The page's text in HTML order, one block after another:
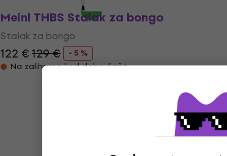
Meinl THBS Stalak za bongo
Stalak za bongo
122 €129 €
- 5 %
Na zalihama kod dobavljača